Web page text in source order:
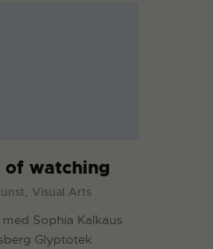
of watching
Visual Arts
Sophia Kalkaus
Glyptotek